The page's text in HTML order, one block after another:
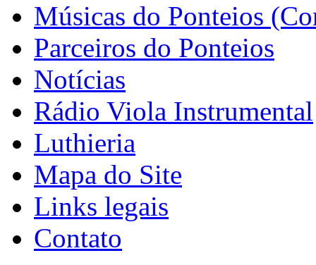
Músicas do Ponteios
Parceiros do Ponteios
Notícias
Rádio Viola Instrumental
Luthieria
Mapa do Site
Links legais
Contato